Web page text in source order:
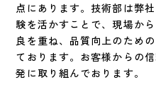
点にあります。技術部は弊
験を活かすことで、現場か
良を重ね、品質向上のため
ております。お客様からの
発に取り組んでおります。